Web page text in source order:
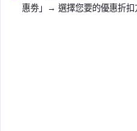
惠劵」→ 選擇您要的優惠折扣